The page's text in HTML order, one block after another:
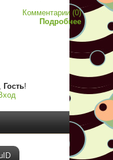
Комментарии (0)
Подробнее
, Гость!